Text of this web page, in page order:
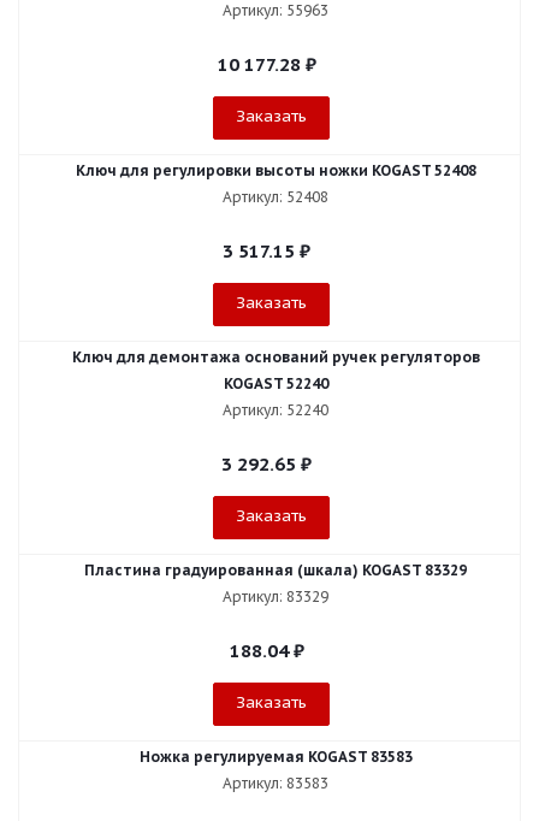
Артикул: 55963
10 177.28₽
Заказать
Ключ для регулировки высоты ножки KOGAST 52408
Артикул: 52408
3 517.15 ₽
Заказать
Ключ для демонтажа оснований ручек регуляторов
KOGAST 52240
Артикул: 52240
3 292.65 ₽
Заказать
Пластина градуированная (шкала) KOGAST 83329
Артикул: 83329
188.04₽
Заказать
Ножка регулируемая KOGAST 83583
Артикул: 83583